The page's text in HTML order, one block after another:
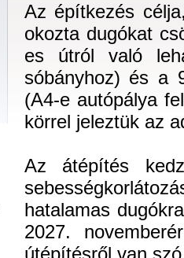
Az építkezés
okozta dugókat
es útról való
sóbányhoz) és a
(A4-e autópálya
körrel jeleztük az
Az átépítés
hatalamas
2027.
útépítésről van